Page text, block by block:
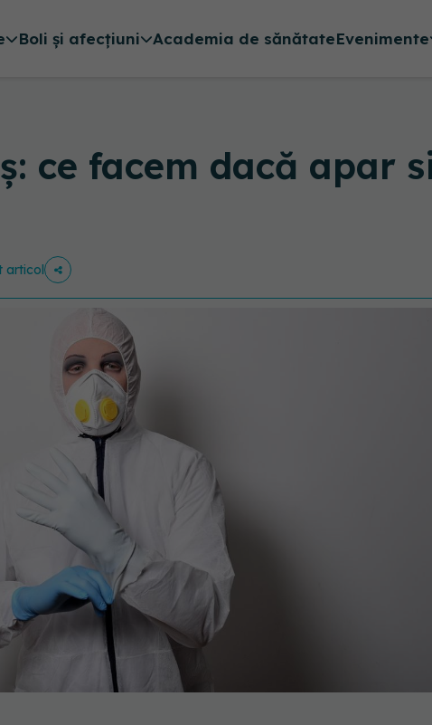
Boli și afecțiuni Academia de sănătateEvenimente
ce facem dacă apar
articol